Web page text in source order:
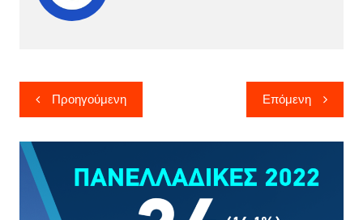
Πλοήγηση
άρθρων
Προηγούμενη Επόμενη